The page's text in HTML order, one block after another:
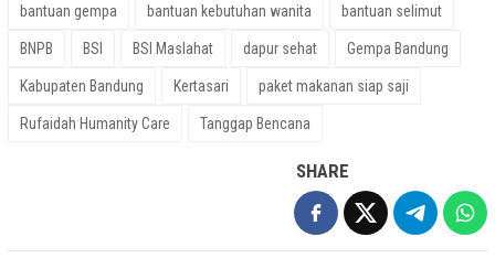
bantuan gempa bantuan kebutuhan wanita bantuan selimut
BNPB BSI BSI Maslahat dapur sehat Gempa Bandung
Kabupaten Bandung Kertasari paket makanan siap saji
Rufaidah Humanity Care Tanggap Bencana
SHARE